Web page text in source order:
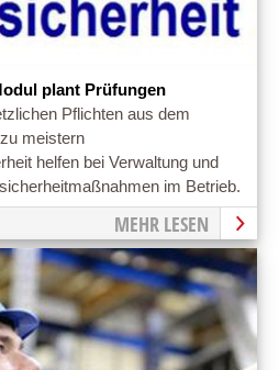
plant Prüfungen
Pflichten aus dem
meistern
helfen bei Verwaltung und
im Betrieb.
MEHR LESEN